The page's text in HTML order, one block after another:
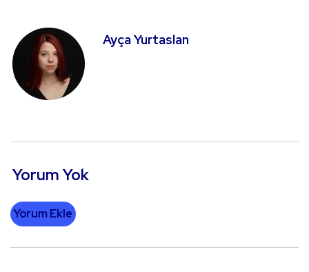
Ayça Yurtaslan
Yorum Yok
Yorum Ekle